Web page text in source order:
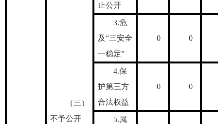
（三）
不予公开
止公开
3.危
及“三安全
一稳定”
0 0
4.保
护第三方
合法权益
0 0
5.属